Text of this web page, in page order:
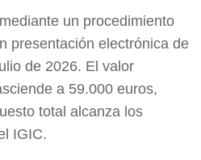
un procedimiento
presentación electrónica de
de 2026. El valor
a 59.000 euros,
total alcanza los
IGIC.